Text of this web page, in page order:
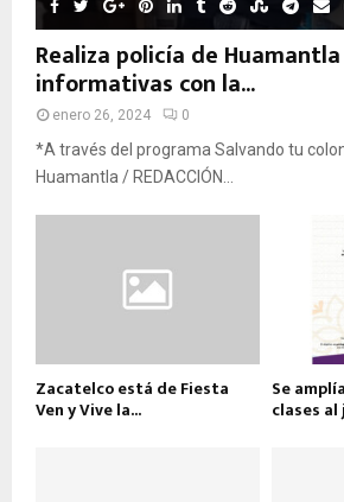
Realiza policía de
informativas con la...
enero 26, 2024 0
*A través del programa Salvando tu
Huamantla / REDACCIÓN...
Zacatelco está de Fiesta
Ven y Vive la...
Se
clases al